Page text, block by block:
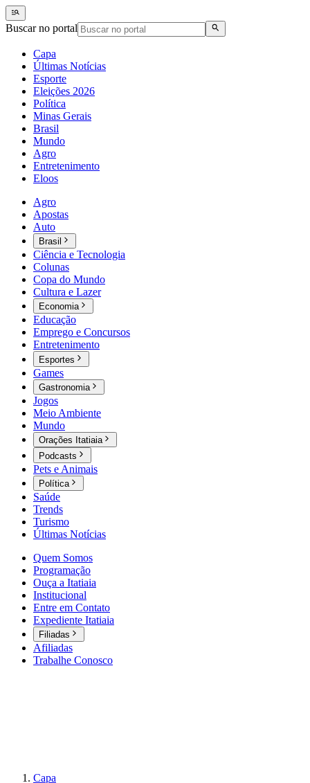
Buscar no portal
Capa
Últimas Notícias
Esporte
Eleições 2026
Política
Minas Gerais
Brasil
Mundo
Agro
Entretenimento
Eloos
Agro
Apostas
Auto
Brasil
Ciência e Tecnologia
Colunas
Copa do Mundo
Cultura e Lazer
Economia
Educação
Emprego e Concursos
Entretenimento
Esportes
Games
Gastronomia
Jogos
Meio Ambiente
Mundo
Orações Itatiaia
Podcasts
Pets e Animais
Política
Saúde
Trends
Turismo
Últimas Notícias
Quem Somos
Programação
Ouça a Itatiaia
Institucional
Entre em Contato
Expediente Itatiaia
Filiadas
Afiliadas
Trabalhe Conosco
Capa